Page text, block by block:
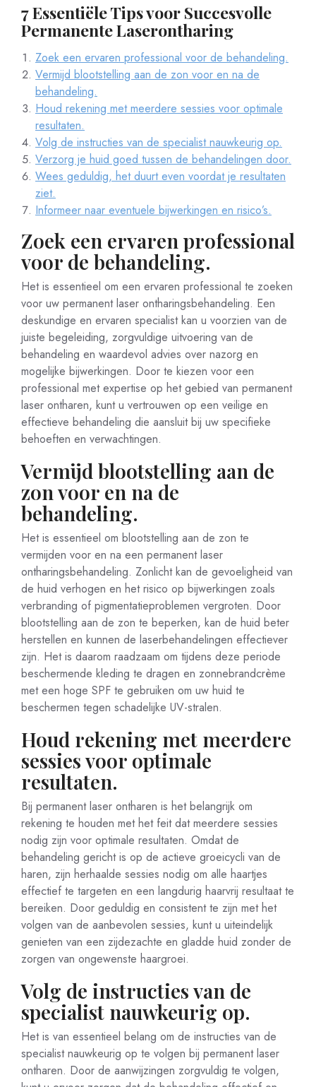
7 Essentiële Tips voor Succesvolle
Permanente Laserontharing
Zoek een ervaren professional voor de behandeling.
Vermijd blootstelling aan de zon voor en na de
behandeling.
Houd rekening met meerdere sessies voor optimale
resultaten.
Volg de instructies van de specialist nauwkeurig op.
Verzorg je huid goed tussen de behandelingen door.
Wees geduldig, het duurt even voordat je resultaten
ziet.
Informeer naar eventuele bijwerkingen en risico’s.
Zoek een ervaren professional
voor de behandeling.
Het is essentieel om een ervaren professional te zoeken
voor uw permanent laser ontharingsbehandeling. Een
deskundige en ervaren specialist kan u voorzien van de
juiste begeleiding, zorgvuldige uitvoering van de
behandeling en waardevol advies over nazorg en
mogelijke bijwerkingen. Door te kiezen voor een
professional met expertise op het gebied van permanent
laser ontharen, kunt u vertrouwen op een veilige en
effectieve behandeling die aansluit bij uw specifieke
behoeften en verwachtingen.
Vermijd blootstelling aan de
zon voor en na de
behandeling.
Het is essentieel om blootstelling aan de zon te
vermijden voor en na een permanent laser
ontharingsbehandeling. Zonlicht kan de gevoeligheid van
de huid verhogen en het risico op bijwerkingen zoals
verbranding of pigmentatieproblemen vergroten. Door
blootstelling aan de zon te beperken, kan de huid beter
herstellen en kunnen de laserbehandelingen effectiever
zijn. Het is daarom raadzaam om tijdens deze periode
beschermende kleding te dragen en zonnebrandcrème
met een hoge SPF te gebruiken om uw huid te
beschermen tegen schadelijke UV-stralen.
Houd rekening met meerdere
sessies voor optimale
resultaten.
Bij permanent laser ontharen is het belangrijk om
rekening te houden met het feit dat meerdere sessies
nodig zijn voor optimale resultaten. Omdat de
behandeling gericht is op de actieve groeicycli van de
haren, zijn herhaalde sessies nodig om alle haartjes
effectief te targeten en een langdurig haarvrij resultaat te
bereiken. Door geduldig en consistent te zijn met het
volgen van de aanbevolen sessies, kunt u uiteindelijk
genieten van een zijdezachte en gladde huid zonder de
zorgen van ongewenste haargroei.
Volg de instructies van de
specialist nauwkeurig op.
Het is van essentieel belang om de instructies van de
specialist nauwkeurig op te volgen bij permanent laser
ontharen. Door de aanwijzingen zorgvuldig te volgen,